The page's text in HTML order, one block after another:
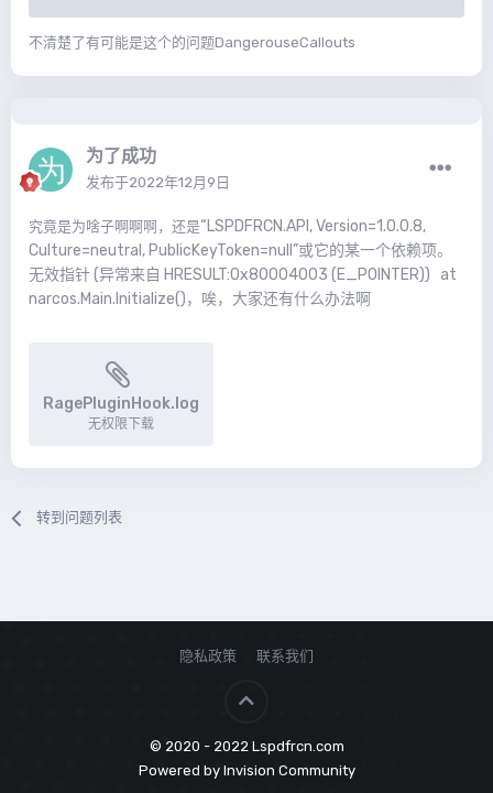
不清楚了有可能是这个的问题DangerouseCallouts
为了成功
发布于2022年12月9日
究竟是为啥子啊啊啊，还是“LSPDFRCN.API, Version=1.0.0.8,
Culture=neutral, PublicKeyToken=null”或它的某一个依赖项。
无效指针 (异常来自 HRESULT:0x80004003 (E_POINTER)) at
narcos.Main.Initialize()，唉，大家还有什么办法啊
RagePluginHook.log
无权限下载
转到问题列表
隐私政策 联系我们
© 2020 - 2022 Lspdfrcn.com
Powered by Invision Community